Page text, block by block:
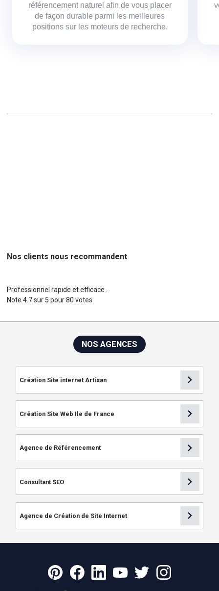
référencement naturel afin de vous placer
de façon durable parmi les meilleures
positions sur les moteurs de recherche.
Nos clients nous recommandent
Professionnel rapide et efficace .
Note4.7sur 5 pour80 votes
NOS AGENCES
Création Site internet Artisan chevron_right
Création Site Web Ile de France chevron_right
Agence de Référencement chevron_right
Consultant SEO chevron_right
Agence de Création de Site Internet chevron_right